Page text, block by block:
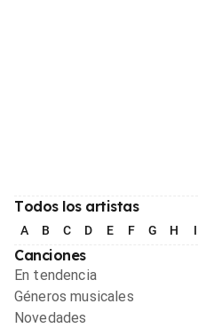
Todos los artistas
A B C D E F G H I
Canciones
En tendencia
Géneros musicales
Novedades